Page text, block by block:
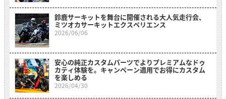
鈴鹿サーキットを舞台に開催される大人気走行会、
ミツオカサーキットエクスペリエンス
2026/06/06
安心の純正カスタムパーツでよりプレミアムなドゥ
カティ体験を。キャンペーン適用でお得にカスタム
を楽しめる
2026/04/30